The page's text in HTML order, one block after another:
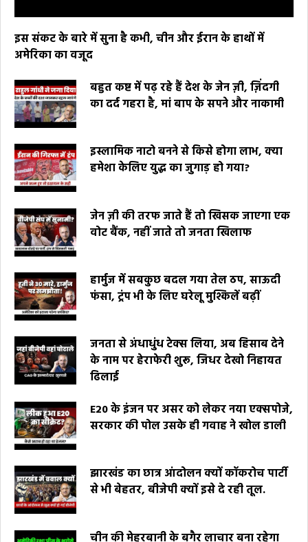
इस संकट के बारे में सुना है कभी, चीन और ईरान के हाथों में
अमेरिका का वजूद
बहुत कष्ट में पढ़ रहे हैं देश के जेन ज़ी, ज़िंदगी
का दर्द गहरा है, मां बाप के सपने और नाकामी
इस्लामिक नाटो बनने से किसे होगा लाभ, क्या
हमेशा केलिए युद्ध का जुगाड़ हो गया?
जेन ज़ी की तरफ जाते हैं तो खिसक जाएगा एक
वोट बैंक, नहीं जाते तो जनता खिलाफ
हार्मुज में सबकुछ बदल गया तेल ठप, साऊदी
फंसा, ट्रंप भी के लिए घरेलू मुश्किलें बढ़ीं
जनता से अंधाधुंध टेक्स लिया, अब हिसाब देने
के नाम पर हेराफेरी शुरू, जिधर देखो निहायत
ढिलाई
E20 के इंजन पर असर को लेकर नया एक्सपोजे,
सरकार की पोल उसके ही गवाह ने खोल डाली
झारखंड का छात्र आंदोलन क्यों कॉकरोच पार्टी
से भी बेहतर, बीजेपी क्यों इसे दे रही तूल.
चीन की मेहरबानी के बगैर लाचार बना रहेगा